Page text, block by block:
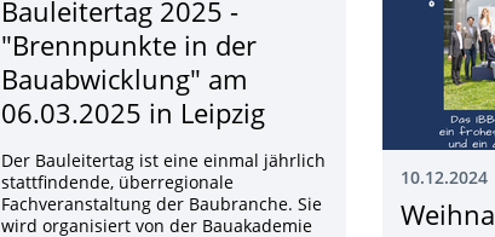
Bauleitertag 2025 -
"Brennpunkte in der
Bauabwicklung" am
06.03.2025 in Leipzig
Der Bauleitertag ist eine einmal jährlich
stattfindende, überregionale
Fachveranstaltung der Baubranche. Sie
wird organisiert von der Bauakademie
10.12.2024